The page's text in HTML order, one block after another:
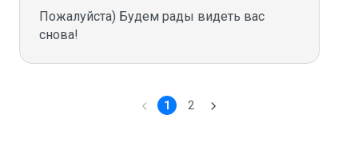
Пожалуйста) Будем рады видеть вас
снова!
1 2